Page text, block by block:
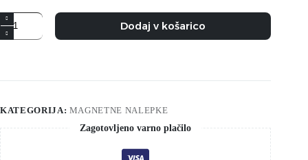
Dodaj v košarico
KATEGORIJA: MAGNETNE NALEPKE
Zagotovljeno varno plačilo